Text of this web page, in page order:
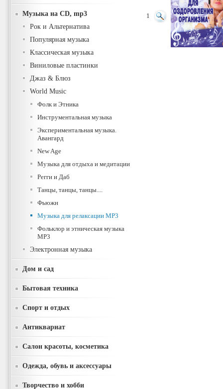
Музыка на CD, mp3
Рок и Альтернатива
Популярная музыка
Классическая музыка
Виниловые пластинки
Джаз & Блюз
World Music
Фолк и Этника
Инструментальная музыка
Экспериментальная музыка.
Авангард
New Age
Музыка для отдыха и медитации
Регги и Даб
Танцы, танцы, танцы....
Фьюжн
Музыка для релаксации MP3
Фольклор и этническая музыка
MP3
Электронная музыка
Дом и сад
Бытовая техника
Спорт и отдых
Антиквариат
Салон красоты, косметика
Одежда, обувь и аксессуары
Творчество и хобби
1